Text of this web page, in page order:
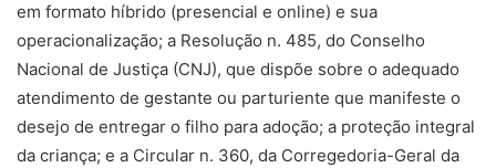
em formato híbrido (presencial e online) e sua
operacionalização; a Resolução n. 485, do Conselho
Nacional de Justiça (CNJ), que dispõe sobre o adequado
atendimento de gestante ou parturiente que manifeste o
desejo de entregar o filho para adoção; a proteção integral
da criança; e a Circular n. 360, da Corregedoria-Geral da